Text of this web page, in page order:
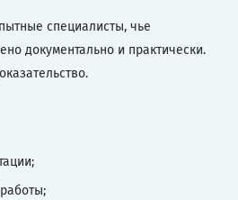
специалисты, чье
документально и практически.